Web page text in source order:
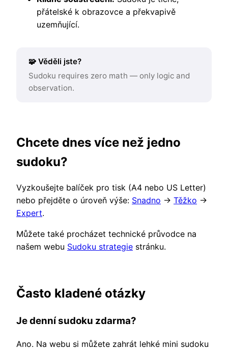
přátelské k obrazovce a překvapivě
uzemňující.
🧩 Věděli jste?
Sudoku requires zero math — only logic and
observation.
Chcete dnes více než jedno
sudoku?
Vyzkoušejte balíček pro tisk (A4 nebo US Letter)
nebo přejděte o úroveň výše: Snadno → Těžko →
Expert.
Můžete také procházet technické průvodce na
našem webu Sudoku strategie stránku.
Často kladené otázky
Je denní sudoku zdarma?
Ano. Na webu si můžete zahrát lehké mini sudoku